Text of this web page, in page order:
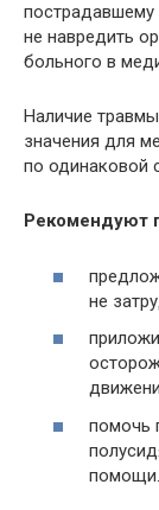
пострадавшему
не навредить
больного в
Наличие
значения для
по одинаковой
Рекомендуют
не
помочь
помощи.